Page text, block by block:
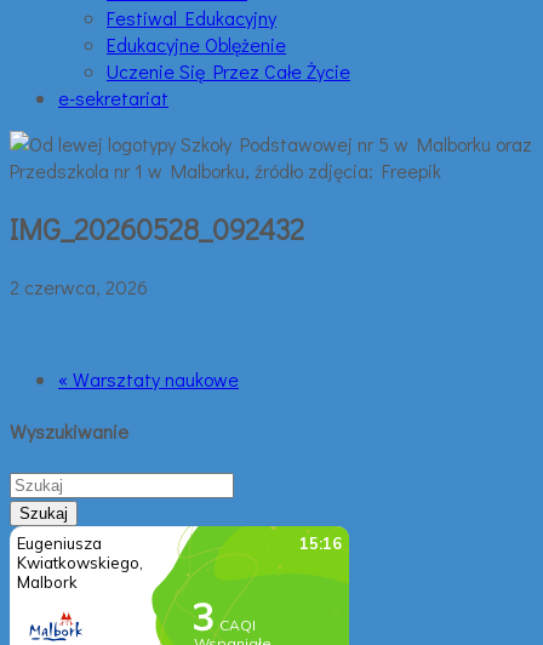
Festiwal Edukacyjny
Edukacyjne Oblężenie
Uczenie Się Przez Całe Życie
e-sekretariat
IMG_20260528_092432
2 czerwca, 2026
« Warsztaty naukowe
Wyszukiwanie